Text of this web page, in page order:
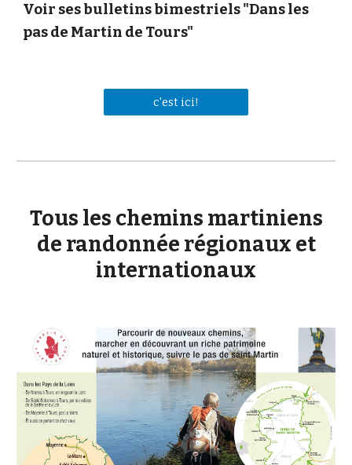
Voir ses bulletins bimestriels "Dans les
pas de Martin de Tours"
c'est ici!
Tous les chemins martiniens
de randonnée régionaux et
internationaux